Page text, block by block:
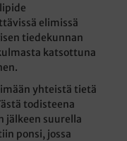
elimissä
tiedekunnan
katsottuna
yhteistä tietä
todisteena
jälkeen suurella
ponsi, jossa